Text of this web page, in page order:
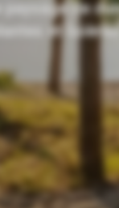
paysage de
et